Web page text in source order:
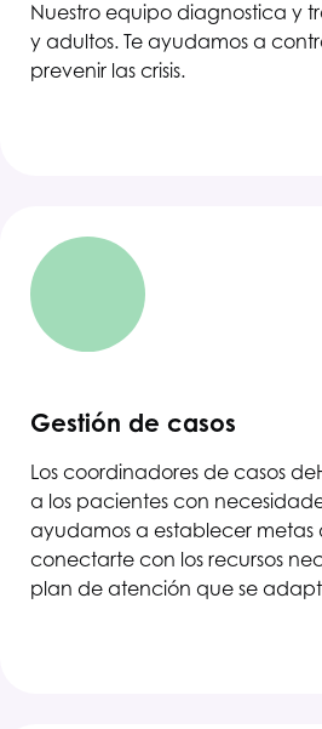
Nuestro equipo diagnostica y
y adultos. Te ayudamos a
prevenir las crisis.
Gestión de casos
Los coordinadores de casos de
a los pacientes con
ayudamos a establecer metas
conectarte con los recursos
plan de atención que se